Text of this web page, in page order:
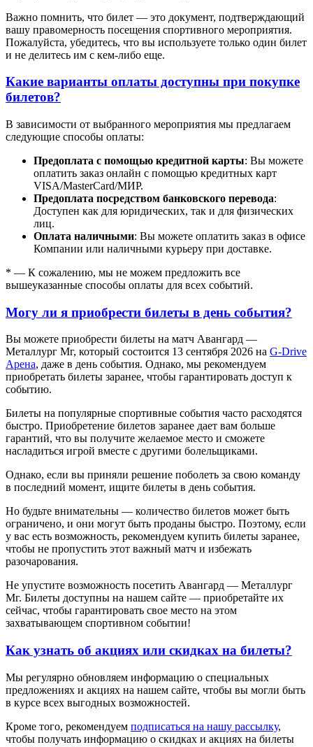
Важно помнить, что билет — это документ, подтверждающий
вашу правомерность посещения спортивного мероприятия.
Пожалуйста, убедитесь, что вы используете только один билет
и не делитесь им с кем-либо еще.
Какие варианты оплаты доступны при покупке
билетов?
В зависимости от выбранного мероприятия мы предлагаем
следующие способы оплаты:
Предоплата с помощью кредитной карты: Вы можете
оплатить заказ онлайн с помощью кредитных карт
VISA/MasterСard/МИР.
Предоплата посредством банковского перевода:
Доступен как для юридических, так и для физических
лиц.
Оплата наличными: Вы можете оплатить заказ в офисе
Компании или наличными курьеру при доставке.
* — К сожалению, мы не можем предложить все
вышеуказанные способы оплаты для всех событий.
Могу ли я приобрести билеты в день события?
Вы можете приобрести билеты на матч Авангард —
Металлург Мг, который состоится 13 сентября 2026 на G-Drive
Арена, даже в день события. Однако, мы рекомендуем
приобретать билеты заранее, чтобы гарантировать доступ к
событию.
Билеты на популярные спортивные события часто расходятся
быстро. Приобретение билетов заранее дает вам больше
гарантий, что вы получите желаемое место и сможете
насладиться игрой вместе с другими болельщиками.
Однако, если вы приняли решение поболеть за свою команду
в последний момент, ищите билеты в день события.
Но будьте внимательны — количество билетов может быть
ограничено, и они могут быть проданы быстро. Поэтому, если
у вас есть возможность, рекомендуем купить билеты заранее,
чтобы не пропустить этот важный матч и избежать
разочарования.
Не упустите возможность посетить Авангард — Металлург
Мг. Билеты доступны на нашем сайте — приобретайте их
сейчас, чтобы гарантировать свое место на этом
захватывающем спортивном событии!
Как узнать об акциях или скидках на билеты?
Мы регулярно обновляем информацию о специальных
предложениях и акциях на нашем сайте, чтобы вы могли быть
в курсе всех выгодных возможностей.
Кроме того, рекомендуем подписаться на нашу рассылку,
чтобы получать информацию о скидках и акциях на билеты